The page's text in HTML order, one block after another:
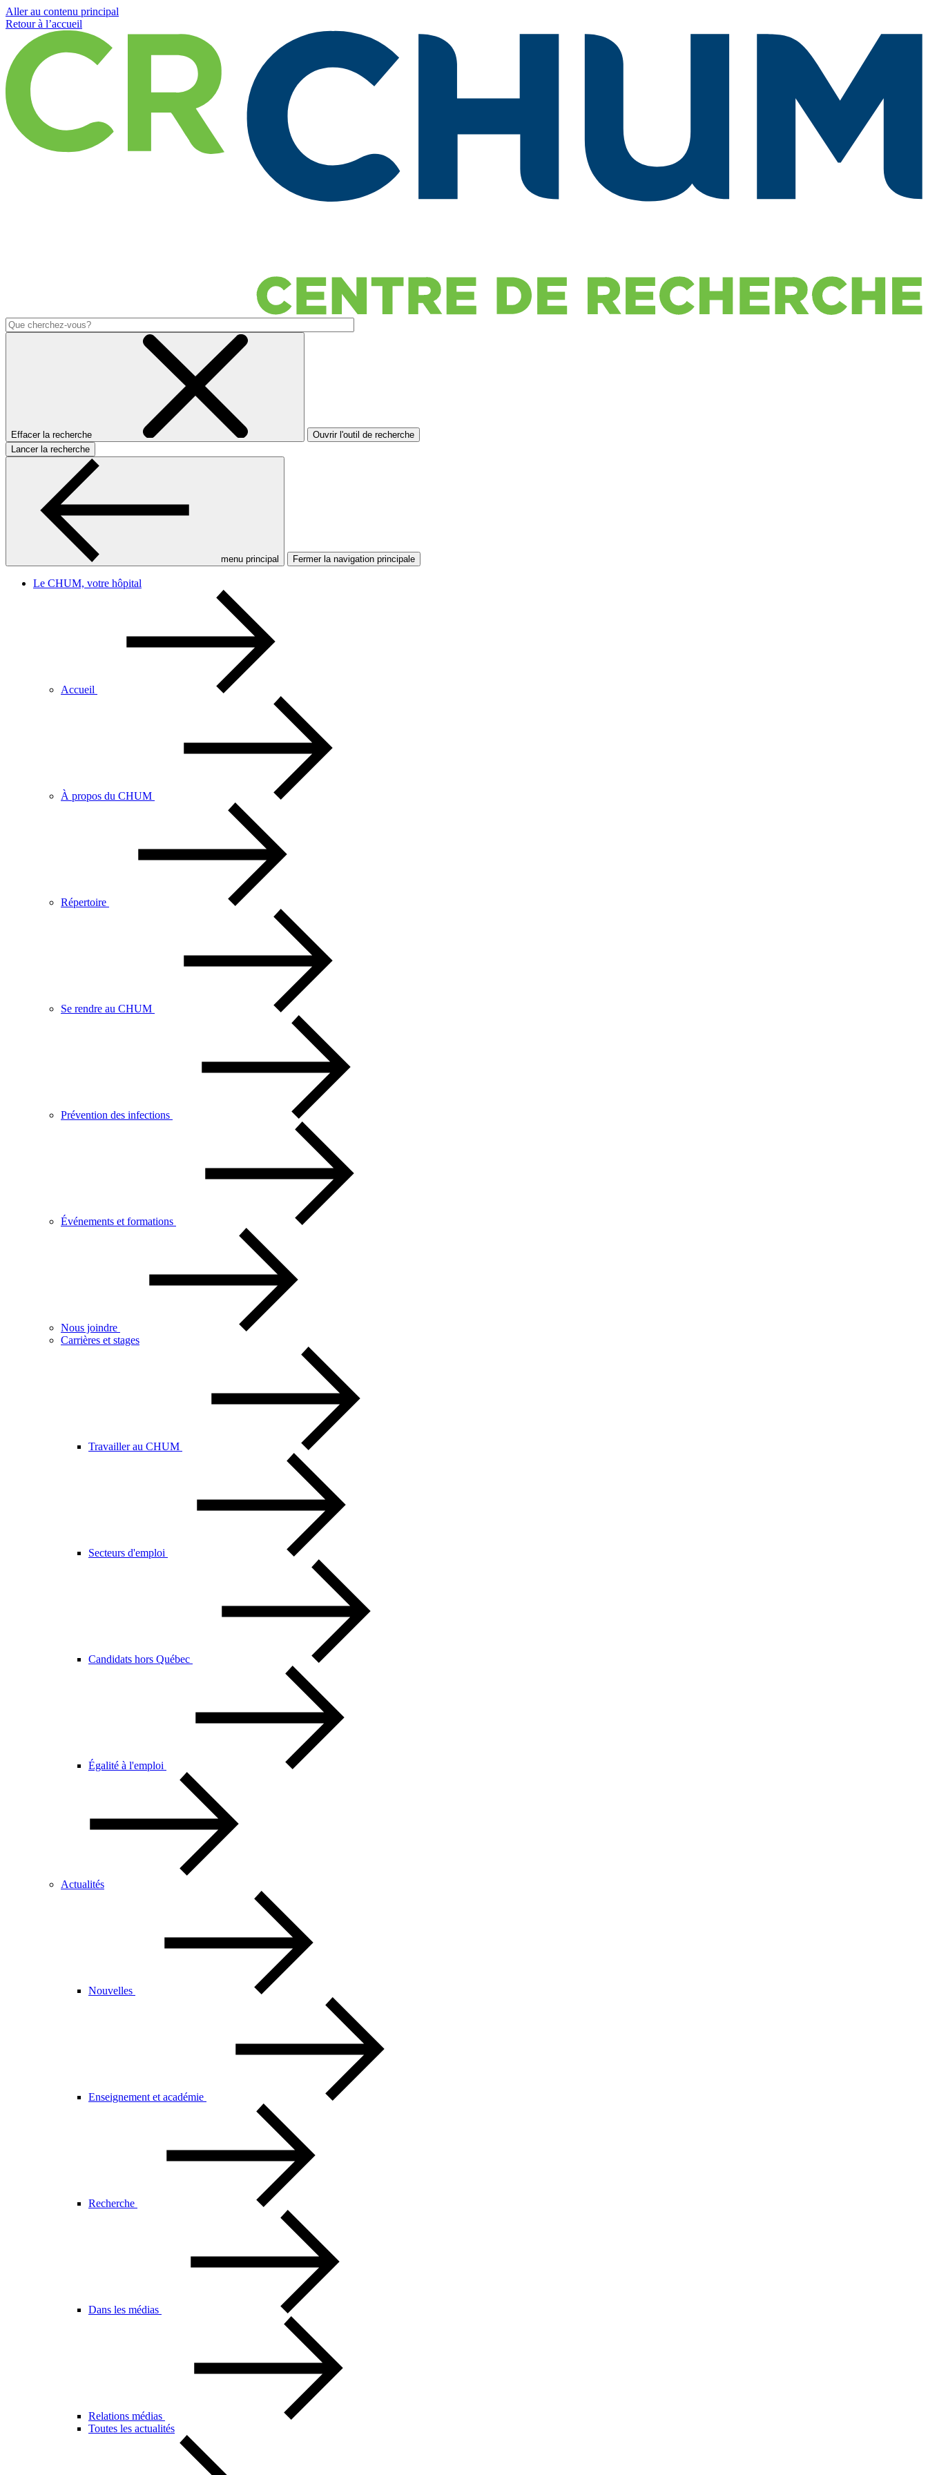
Aller au contenu principal
Retour à l’accueil
Effacer la recherche
Ouvrir l'outil de recherche
Lancer la recherche
menu principal Fermer la navigation principale
Le CHUM, votre hôpital
Accueil
À propos du CHUM
Répertoire
Se rendre au CHUM
Prévention des infections
Événements et formations
Nous joindre
Carrières et stages
Travailler au CHUM
Secteurs d'emploi
Candidats hors Québec
Égalité à l'emploi
Actualités
Nouvelles
Enseignement et académie
Recherche
Dans les médias
Relations médias
Toutes les actualités